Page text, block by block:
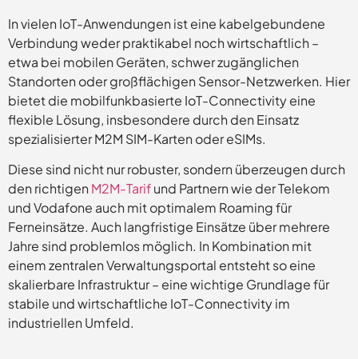
In vielen IoT-Anwendungen ist eine kabelgebundene
Verbindung weder praktikabel noch wirtschaftlich –
etwa bei mobilen Geräten, schwer zugänglichen
Standorten oder großflächigen Sensor-Netzwerken. Hier
bietet die mobilfunkbasierte IoT-Connectivity eine
flexible Lösung, insbesondere durch den Einsatz
spezialisierter M2M SIM-Karten oder eSIMs.
Diese sind nicht nur robuster, sondern überzeugen durch
den richtigen M2M-Tarifund Partnern wie der Telekom
und Vodafone auch mit optimalem Roaming für
Ferneinsätze. Auch langfristige Einsätze über mehrere
Jahre sind problemlos möglich. In Kombination mit
einem zentralen Verwaltungsportal entsteht so eine
skalierbare Infrastruktur – eine wichtige Grundlage für
stabile und wirtschaftliche IoT-Connectivity im
industriellen Umfeld.